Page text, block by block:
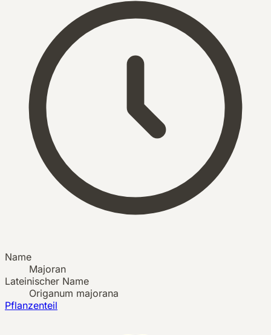
Name
Majoran
Lateinischer Name
Origanum majorana
Pflanzenteil